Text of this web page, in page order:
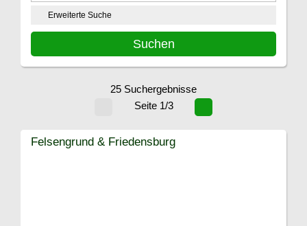
Erweiterte Suche
25 Suchergebnisse
Seite 1/3
Felsengrund & Friedensburg